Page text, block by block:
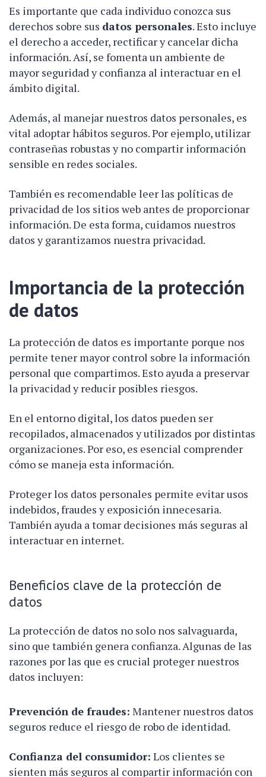
Es importante que cada individuo conozca sus
derechos sobre sus datos personales. Esto incluye
el derecho a acceder, rectificar y cancelar dicha
información. Así, se fomenta un ambiente de
mayor seguridad y confianza al interactuar en el
ámbito digital.
Además, al manejar nuestros datos personales, es
vital adoptar hábitos seguros. Por ejemplo, utilizar
contraseñas robustas y no compartir información
sensible en redes sociales.
También es recomendable leer las políticas de
privacidad de los sitios web antes de proporcionar
información. De esta forma, cuidamos nuestros
datos y garantizamos nuestra privacidad.
Importancia de la protección
de datos
La protección de datos es importante porque nos
permite tener mayor control sobre la información
personal que compartimos. Esto ayuda a preservar
la privacidad y reducir posibles riesgos.
En el entorno digital, los datos pueden ser
recopilados, almacenados y utilizados por distintas
organizaciones. Por eso, es esencial comprender
cómo se maneja esta información.
Proteger los datos personales permite evitar usos
indebidos, fraudes y exposición innecesaria.
También ayuda a tomar decisiones más seguras al
interactuar en internet.
Beneficios clave de la protección de
datos
La protección de datos no solo nos salvaguarda,
sino que también genera confianza. Algunas de las
razones por las que es crucial proteger nuestros
datos incluyen:
Prevención de fraudes: Mantener nuestros datos
seguros reduce el riesgo de robo de identidad.
Confianza del consumidor: Los clientes se
sienten más seguros al compartir información con